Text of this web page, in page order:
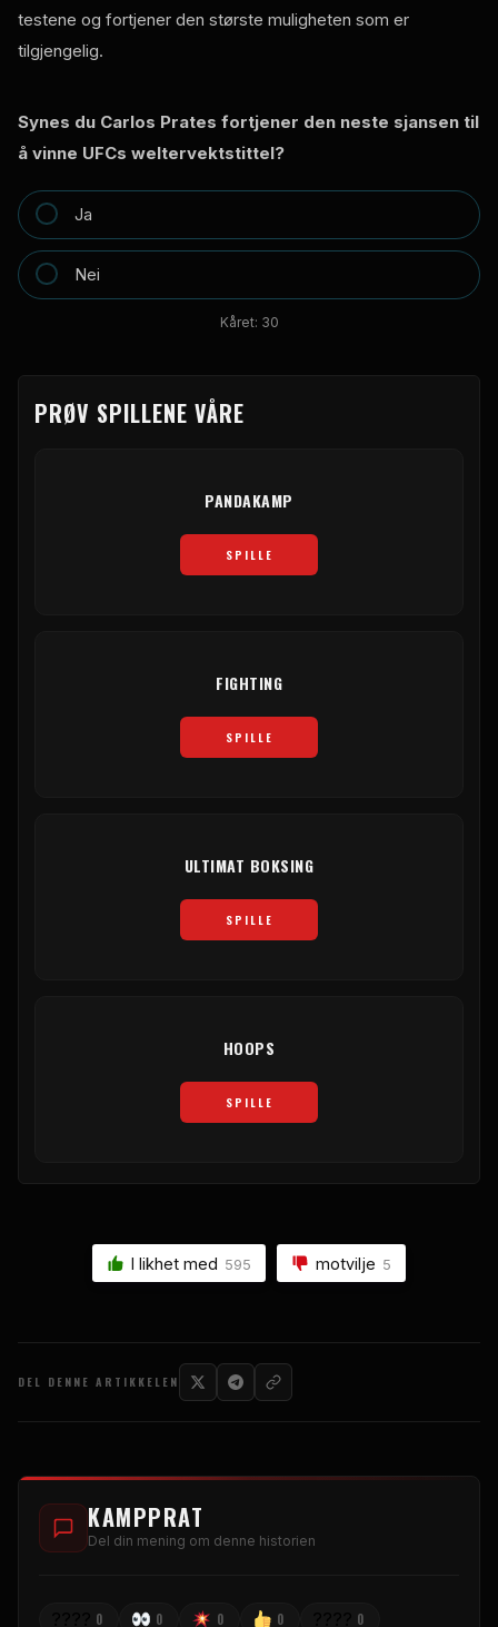
testene og fortjener den største muligheten som er
tilgjengelig.
Synes du Carlos Prates fortjener den neste sjansen til
å vinne UFCs weltervektstittel?
Ja
Nei
Kåret: 30
PRØV SPILLENE VÅRE
PANDAKAMP
SPILLE
FIGHTING
SPILLE
ULTIMAT BOKSING
SPILLE
HOOPS
SPILLE
I likhet med 595 motvilje 5
DEL DENNE ARTIKKELEN
KAMPPRAT
Del din mening om denne historien
0 0 0 0 0